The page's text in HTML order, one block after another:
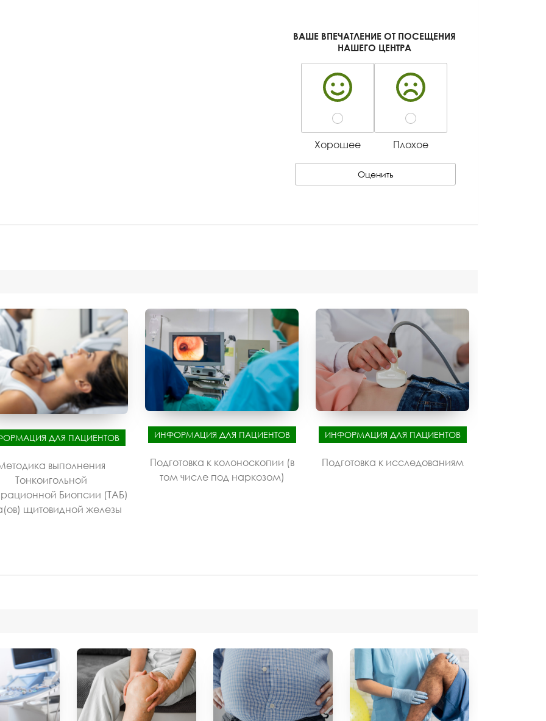
ВАШЕ ВПЕЧАТЛЕНИЕ ОТ ПОСЕЩЕНИЯ
НАШЕГО ЦЕНТРА
Хорошее Плохое
Оценить
ДЛЯ ПАЦИЕНТОВ
выполнения
Тонкоигольной
Биопсии (ТАБ)
щитовидной железы
ИНФОРМАЦИЯ ДЛЯ ПАЦИЕНТОВ
Подготовка к колоноскопии (в
том числе под наркозом)
ИНФОРМАЦИЯ ДЛЯ ПАЦИЕНТОВ
Подготовка к исследованиям